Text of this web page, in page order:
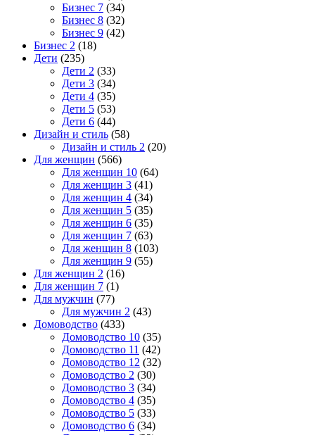
Бизнес 7 (34)
Бизнес 8 (32)
Бизнес 9 (42)
Бизнес 2 (18)
Дети (235)
Дети 2 (33)
Дети 3 (34)
Дети 4 (35)
Дети 5 (53)
Дети 6 (44)
Дизайн и стиль (58)
Дизайн и стиль 2 (20)
Для женщин (566)
Для женщин 10 (64)
Для женщин 3 (41)
Для женщин 4 (34)
Для женщин 5 (35)
Для женщин 6 (35)
Для женщин 7 (63)
Для женщин 8 (103)
Для женщин 9 (55)
Для женщин 2 (16)
Для женщин 7 (1)
Для мужчин (77)
Для мужчин 2 (43)
Домоводство (433)
Домоводство 10 (35)
Домоводство 11 (42)
Домоводство 12 (32)
Домоводство 2 (30)
Домоводство 3 (34)
Домоводство 4 (35)
Домоводство 5 (33)
Домоводство 6 (34)